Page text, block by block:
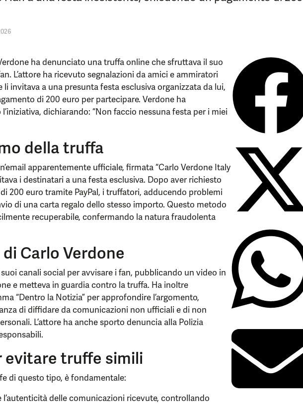
ha denunciato una truffa online che sfruttava il suo
L’attore ha ricevuto segnalazioni da amici e ammiratori
li invitava a una presunta festa esclusiva organizzata da lui,
di 200 euro per partecipare. Verdone ha
dichiarando: “Non faccio nessuna festa per i miei
della truffa
apparentemente ufficiale, firmata “Carlo Verdone Italy
i destinatari a una festa esclusiva. Dopo aver richiesto
200 euro tramite PayPal, i truffatori, adducendo problemi
di una carta regalo dello stesso importo. Questo metodo
recuperabile, confermando la natura fraudolenta
Carlo Verdone
canali social per avvisare i fan, pubblicando un video in
e metteva in guardia contro la truffa. Ha inoltre
“Dentro la Notizia” per approfondire l’argomento,
di diffidare da comunicazioni non ufficiali e di non
L’attore ha anche sporto denuncia alla Polizia
evitare truffe simili
di questo tipo, è fondamentale:
l’autenticità delle comunicazioni ricevute, controllando